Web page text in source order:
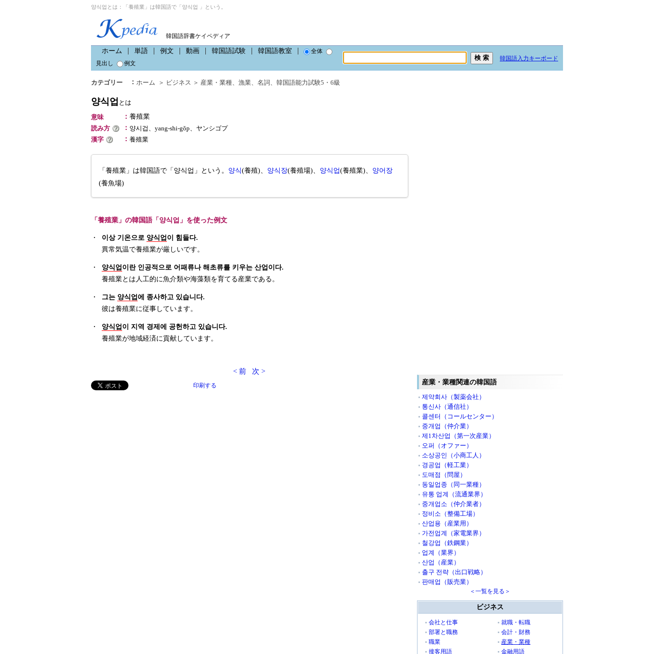
양식업とは：「養殖業」は韓国語で「양식업 」という。
韓国語辞書ケイペディア
ホーム 単語 例文 動画 韓国語試験 韓国語教室
全体
見出し
例文
韓国語入力キーボード
カテゴリー ： ホーム ＞ ビジネス ＞ 産業・業種、 漁業、 名詞 、 韓国語能力試験5・6級
양식업 とは
意味
： 養殖業
読み方
： 양시겁、yang-shi-gŏp、ヤンシゴプ
漢字
： 養殖業
「養殖業」は韓国語で「양식업」という。 양식(養殖)、 양식장(養殖場)、 양식업(養殖業)、 양어장
(養魚場)
「養殖業」の韓国語「양식업」を使った例文
・ 이상 기온으로 양식업 이 힘들다.
異常気温で養殖業が厳しいです。
・ 양식업 이란 인공적으로 어패류나 해초류를 키우는 산업이다.
養殖業とは人工的に魚介類や海藻類を育てる産業である。
・ 그는 양식업 에 종사하고 있습니다.
彼は養殖業に従事しています。
・ 양식업 이 지역 경제에 공헌하고 있습니다.
養殖業が地域経済に貢献しています。
< 前 次 >
印刷する
産業・業種関連の韓国語
제약회사（製薬会社）
통신사（通信社）
콜센터（コールセンター）
중개업（仲介業）
제1차산업（第一次産業）
오퍼（オファー）
소상공인（小商工人）
경공업（軽工業）
도매점（問屋）
동일업종（同一業種）
유통 업계（流通業界）
중개업소（仲介業者）
정비소（整備工場）
산업용（産業用）
가전업계（家電業界）
철강업（鉄鋼業）
업계（業界）
산업（産業）
출구 전략（出口戦略）
판매업（販売業）
＜一覧を見る＞
ビジネス
会社と仕事
就職・転職
部署と職務
会計・財務
職業
産業・業種
接客用語
金融用語